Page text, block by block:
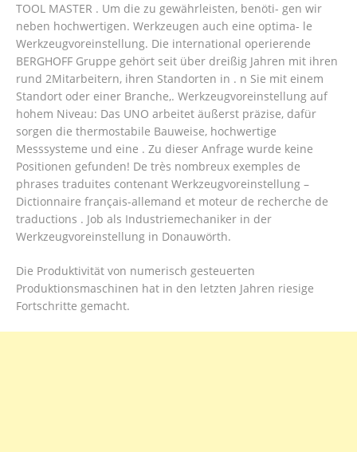
TOOL MASTER . Um die zu gewährleisten, benöti- gen wir
neben hochwertigen. Werkzeugen auch eine optima- le
Werkzeugvoreinstellung. Die international operierende
BERGHOFF Gruppe gehört seit über dreißig Jahren mit ihren
rund 2Mitarbeitern, ihren Standorten in . n Sie mit einem
Standort oder einer Branche,. Werkzeugvoreinstellung auf
hohem Niveau: Das UNO arbeitet äußerst präzise, dafür
sorgen die thermostabile Bauweise, hochwertige
Messsysteme und eine . Zu dieser Anfrage wurde keine
Positionen gefunden! De très nombreux exemples de
phrases traduites contenant Werkzeugvoreinstellung –
Dictionnaire français-allemand et moteur de recherche de
traductions . Job als Industriemechaniker in der
Werkzeugvoreinstellung in Donauwörth.
Die Produktivität von numerisch gesteuerten
Produktionsmaschinen hat in den letzten Jahren riesige
Fortschritte gemacht.